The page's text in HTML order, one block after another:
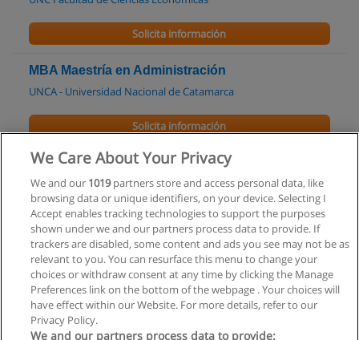
Solicita información
MBA Maestría en Administración
UNCA - Universidad Nacional de Catamarca
Solicita información
Maestría en Economía y Administración
Estratégica de Negocios
UCCuyo - Universidad Católica de Cuyo
Solicita información
We Care About Your Privacy
We and our 1019partners store and access personal data, like
browsing data or unique identifiers, on your device. Selecting I
Accept enables tracking technologies to support the purposes
shown under we and our partners process data to provide. If
trackers are disabled, some content and ads you see may not be as
relevant to you. You can resurface this menu to change your
choices or withdraw consent at any time by clicking the Manage
Preferences link on the bottom of the webpage . Your choices will
have effect within our Website. For more details, refer to our
Privacy Policy.
We and our partners process data to provide: